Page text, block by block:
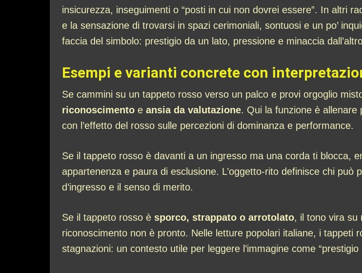
insicurezza, inseguimenti o “posti in cui non dovrei essere”. In altri
e la sensazione di trovarsi in spazi cerimoniali, sontuosi e un po’
faccia del simbolo: prestigio da un lato, pressione e minaccia
Esempi e varianti concrete con
Se cammini su un tappeto rosso verso un palco e provi orgoglio
riconoscimento e ansia da valutazione. Qui la funzione è allenare
con l’effetto del rosso sulle percezioni di dominanza e performance.
Se il tappeto rosso è davanti a un ingresso ma una corda ti blocca,
appartenenza e paura di esclusione. L’oggetto-rito definisce chi
d’ingresso e il senso di merito.
Se il tappeto rosso è sporco, strappato o arrotolato, il tono vira su
riconoscimento non è pronto. Nelle letture popolari italiane, i tappeti
stagnazioni: un contesto utile per leggere l’immagine come “prestigio